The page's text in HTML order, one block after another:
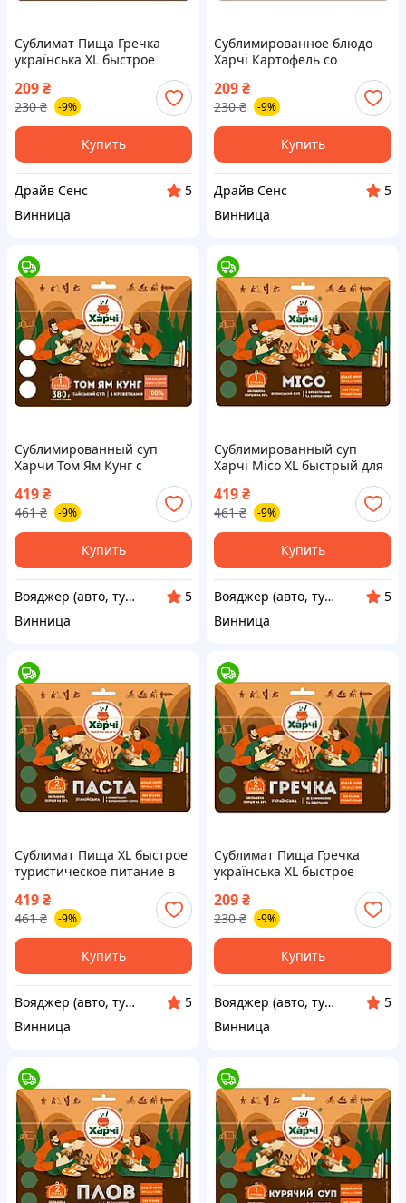
Сублимат Пища Гречка
українська XL быстрое
туристическое питание в
герметичном дойпаке 7930-
DS
209₴
230 ₴ -9%
Купить
Драйв Сенс
5
Винница
Сублимированное блюдо
Харчі Картофель со
туристическое быстрого
приготовления в дойпаке
7930-DS
209₴
230 ₴ -9%
Купить
Драйв Сенс
5
Винница
Сублимированный суп
Харчи Том Ям Кунг с
туристический в
герметичном пакете 100 г
7930-VO
419₴
461 ₴ -9%
Купить
Вояджер (авто, туризм, спорт)
5
Винница
Сублимированный суп
Харчі Місо XL быстрый для
дойпаке 7930-VO
419₴
461 ₴ -9%
Купить
Вояджер (авто, туризм, спорт)
5
Винница
Сублимат Пища XL быстрое
туристическое питание в
герметичном дойпаке, 20%
больше порции 7930-VO
419₴
461 ₴ -9%
Купить
Вояджер (авто, туризм, спорт)
5
Винница
Сублимат Пища Гречка
українська XL быстрое
туристическое питание в
герметичном дойпаке 7930-
VO
209₴
230 ₴ -9%
Купить
Вояджер (авто, туризм, спорт)
5
Винница